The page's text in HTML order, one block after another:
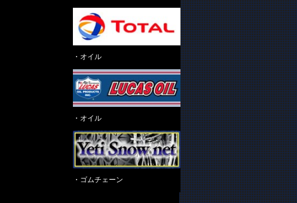
・オイル
・オイル
・ゴムチェーン